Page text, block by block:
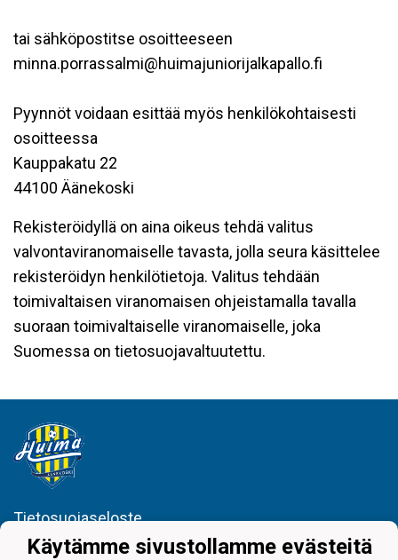
tai sähköpostitse osoitteeseen
minna.porrassalmi@huimajuniorijalkapallo.fi
Pyynnöt voidaan esittää myös henkilökohtaisesti
osoitteessa
Kauppakatu 22
44100 Äänekoski
Rekisteröidyllä on aina oikeus tehdä valitus
valvontaviranomaiselle tavasta, jolla seura käsittelee
rekisteröidyn henkilötietoja. Valitus tehdään
toimivaltaisen viranomaisen ohjeistamalla tavalla
suoraan toimivaltaiselle viranomaiselle, joka
Suomessa on tietosuojavaltuutettu.
Tietosuojaseloste
Käytämme sivustollamme evästeitä